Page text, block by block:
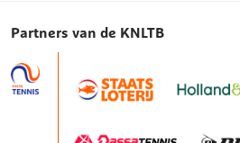
Partners van de KNLTB